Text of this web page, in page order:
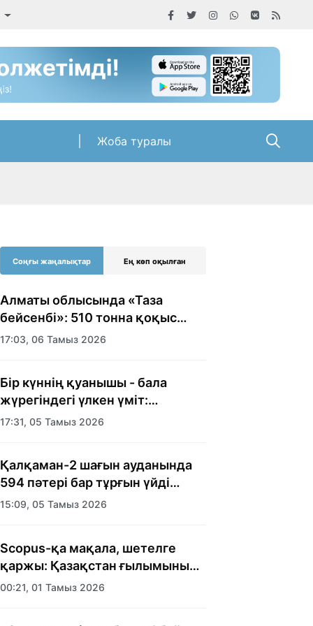
Жоба туралы
Соңғы жаңалықтар Ең көп оқылған
Алматы облысында «Таза
бейсенбі»: 510 тонна қоқыс
шығарылды
17:03, 06 Тамыз 2026
Бір күннің қуанышы - бала
жүрегіндегі үлкен үміт:
Алматыда балалар үйінің
17:31, 05 Тамыз 2026
Қалқаман-2 шағын ауданында
594 пәтері бар тұрғын үйді
салып бітті
15:09, 05 Тамыз 2026
Scopus-қа мақала, шетелге
қаржы: Қазақстан ғылымының
есебі кімге керек?
00:21, 01 Тамыз 2026